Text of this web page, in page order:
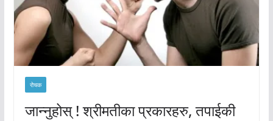
रोचक
जान्नुहोस् ! श्रीमतीका प्रकारहरु, तपाईकी